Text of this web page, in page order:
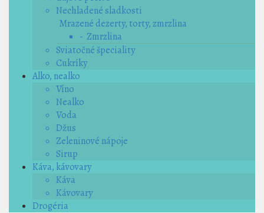
Nechladené sladkosti
Mrazené dezerty, torty, zmrzlina
- Zmrzlina
Sviatočné špeciality
Cukríky
Alko, nealko
Víno
Nealko
Voda
Džus
Zeleninové nápoje
Sirup
Káva, kávovary
Káva
Kávovary
Drogéria